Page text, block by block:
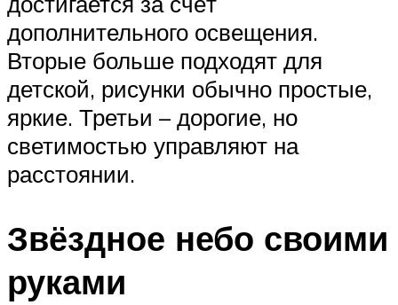
дополнительного освещения.
Вторые больше подходят для
детской, рисунки обычно простые,
яркие. Третьи – дорогие, но
светимостью управляют на
расстоянии.
Звёздное небо своими
руками